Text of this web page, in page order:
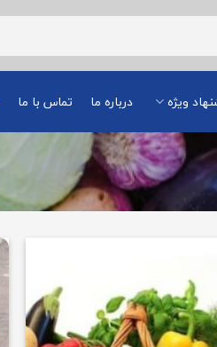
ویژه درباره ما تماس با ما
افزودن
به
علاقه
مندی
ها